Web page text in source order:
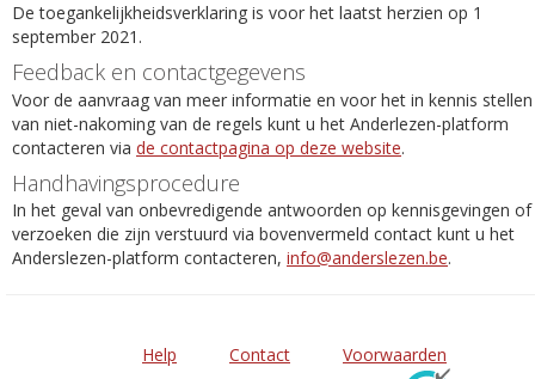
De toegankelijkheidsverklaring is voor het laatst herzien op 1
september 2021.
Feedback en contactgegevens
Voor de aanvraag van meer informatie en voor het in kennis stellen
van niet-nakoming van de regels kunt u het Anderlezen-platform
contacteren via de contactpagina op deze website.
Handhavingsprocedure
In het geval van onbevredigende antwoorden op kennisgevingen of
verzoeken die zijn verstuurd via bovenvermeld contact kunt u het
Anderslezen-platform contacteren, info@anderslezen.be.
Help Contact
Voorwaarden